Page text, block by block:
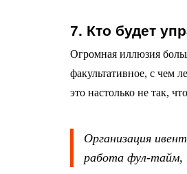
7. Кто будет
Огромная иллюзия
факультативное, с чем
это настолько не так,
Организация
работа фул-тайм,